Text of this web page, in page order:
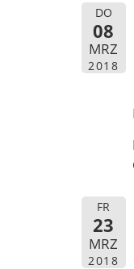
DO
08
MRZ
2018
FR
23
MRZ
2018